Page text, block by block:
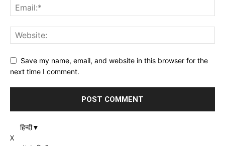
Save my name, email, and website in this browser for the
next time I comment.
हिन्दी▼
X